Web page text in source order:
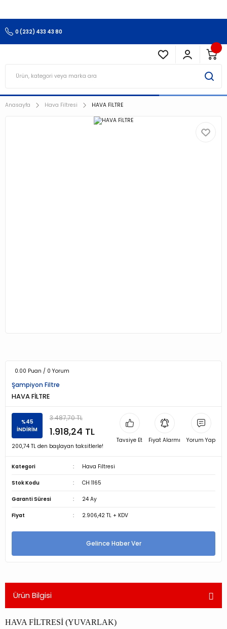
0 (232) 433 43 80
Anasayfa Hava Filtresi HAVA FİLTRE
0.00 Puan / 0 Yorum
Şampiyon Filtre
HAVA FİLTRE
%45
İNDİRİM
3.487,70 TL
1.918,24 TL
200,74 TL den başlayan taksitlerle!
Tavsiye Et Fiyat Alarmı Yorum Yap
Kategori Hava Filtresi
Stok Kodu CH 1165
Garanti Süresi 24 Ay
Fiyat 2.906,42 TL + KDV
Gelince Haber Ver
Ürün Bilgisi
HAVA FİLTRESİ (YUVARLAK)